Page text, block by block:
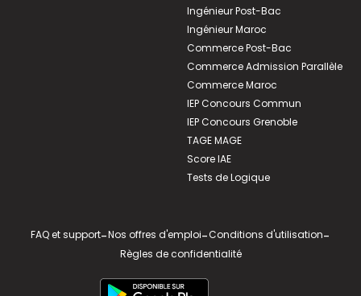
Ingénieur Post-Bac
Ingénieur Maroc
Commerce Post-Bac
Commerce Admission Parallèle
Commerce Maroc
IEP Concours Commun
IEP Concours Grenoble
TAGE MAGE
Score IAE
Tests de Logique
FAQ et support-Nos offres d'emploi-Conditions d'utilisation-
Règles de confidentialité